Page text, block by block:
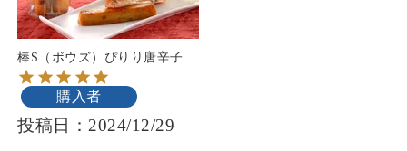
棒S（ボウズ）ぴりり唐辛子
購入者
投稿日 2024/12/29